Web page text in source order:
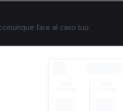
fare al caso tuo.